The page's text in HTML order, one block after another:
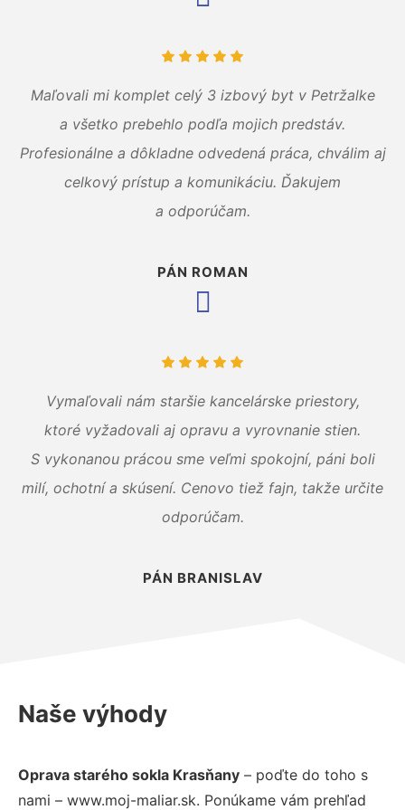
Maľovali mi komplet celý 3 izbový byt v Petržalke
a všetko prebehlo podľa mojich predstáv.
Profesionálne a dôkladne odvedená práca, chválim aj
celkový prístup a komunikáciu. Ďakujem
a odporúčam.
PÁN ROMAN
Vymaľovali nám staršie kancelárske priestory,
ktoré vyžadovali aj opravu a vyrovnanie stien.
S vykonanou prácou sme veľmi spokojní, páni boli
milí, ochotní a skúsení. Cenovo tiež fajn, takže určite
odporúčam.
PÁN BRANISLAV
Naše výhody
Oprava starého sokla Krasňany – poďte do toho s
nami – www.moj-maliar.sk. Ponúkame vám prehľad